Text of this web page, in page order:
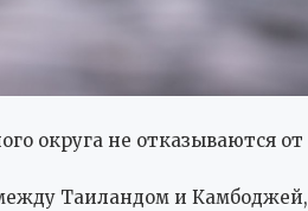
округа не отказываются от
Таиландом и Камбоджей,